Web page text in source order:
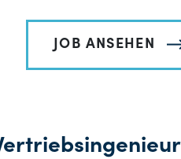
JOB ANSEHEN